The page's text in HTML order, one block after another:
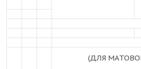
(ДЛЯ